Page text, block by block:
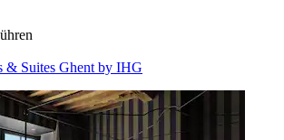
& Suites Ghent by IHG